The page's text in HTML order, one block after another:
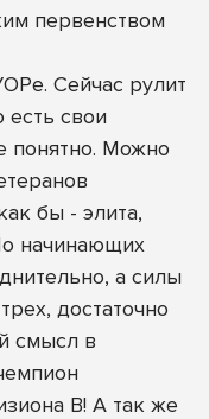
первенством
Сейчас рулит
свои
понятно. Можно
бы - элита,
начинающих
а силы
достаточно
смысл в
В! А так же